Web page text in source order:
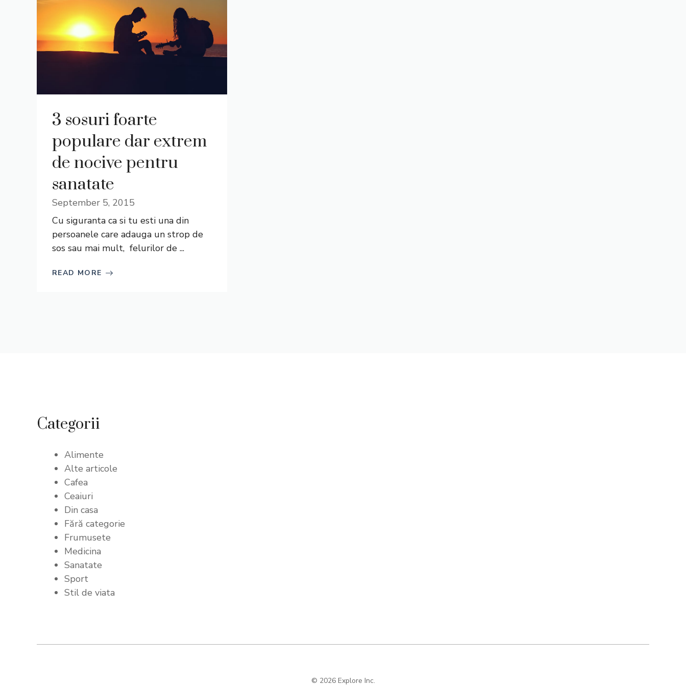
3 sosuri foarte
populare dar extrem
de nocive pentru
sanatate
September 5, 2015
Cu siguranta ca si tu esti una din
persoanele care adauga un strop de
sos sau mai mult, felurilor de ...
READ MORE
Categorii
Alimente
Alte articole
Cafea
Ceaiuri
Din casa
Fără categorie
Frumusete
Medicina
Sanatate
Sport
Stil de viata
© 2026 Explore Inc.